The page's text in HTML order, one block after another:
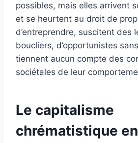
possibles, mais elles arrivent
et se heurtent au droit de
d’entreprendre, suscitent des
boucliers, d’opportunistes
tiennent aucun compte des
sociétales de leur
Le capitalisme
chrématistique